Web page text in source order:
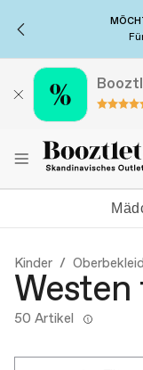
Kinder
50 Artikel